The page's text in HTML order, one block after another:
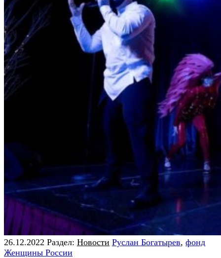
26.12.2022 Раздел: Новости Руслан Богатырев, фонд
Женщины России